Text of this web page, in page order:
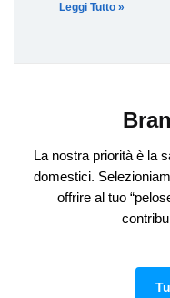
Leggi Tutto »
La nostra priorità è la
domestici.
offrire al tuo